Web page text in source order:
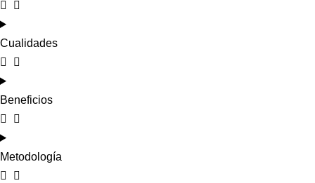
Cualidades
Beneficios
Metodología